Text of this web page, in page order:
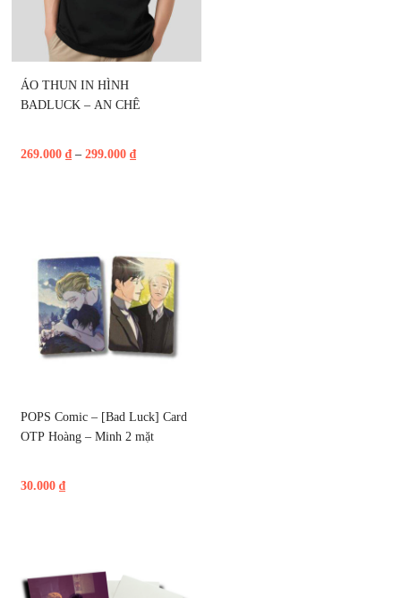
ÁO THUN IN HÌNH
BADLUCK – AN CHÊ
269.000 ₫ – 299.000 ₫
POPS Comic – [Bad Luck] Card
OTP Hoàng – Minh 2 mặt
30.000 ₫